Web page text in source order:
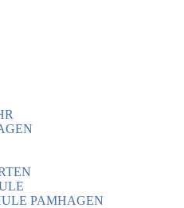
PAMHAGEN